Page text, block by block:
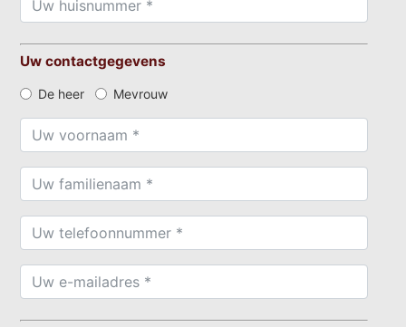
Uw contactgegevens
De heer Mevrouw